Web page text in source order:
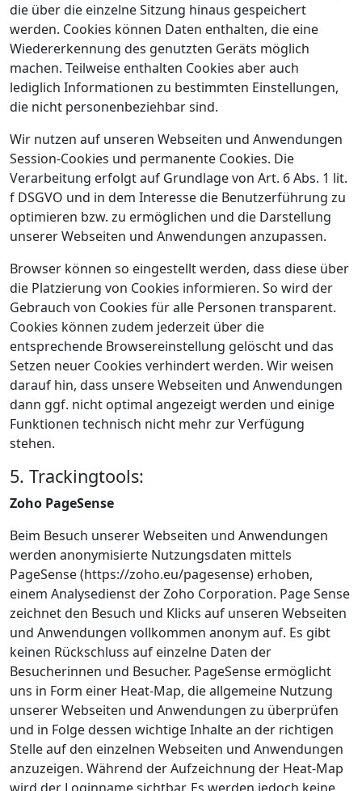
die über die einzelne Sitzung hinaus gespeichert
werden. Cookies können Daten enthalten, die eine
Wiedererkennung des genutzten Geräts möglich
machen. Teilweise enthalten Cookies aber auch
lediglich Informationen zu bestimmten Einstellungen,
die nicht personenbeziehbar sind.
Wir nutzen auf unseren Webseiten und Anwendungen
Session-Cookies und permanente Cookies. Die
Verarbeitung erfolgt auf Grundlage von Art. 6 Abs. 1 lit.
f DSGVO und in dem Interesse die Benutzerführung zu
optimieren bzw. zu ermöglichen und die Darstellung
unserer Webseiten und Anwendungen anzupassen.
Browser können so eingestellt werden, dass diese über
die Platzierung von Cookies informieren. So wird der
Gebrauch von Cookies für alle Personen transparent.
Cookies können zudem jederzeit über die
entsprechende Browsereinstellung gelöscht und das
Setzen neuer Cookies verhindert werden. Wir weisen
darauf hin, dass unsere Webseiten und Anwendungen
dann ggf. nicht optimal angezeigt werden und einige
Funktionen technisch nicht mehr zur Verfügung
stehen.
5. Trackingtools:
Zoho PageSense
Beim Besuch unserer Webseiten und Anwendungen
werden anonymisierte Nutzungsdaten mittels
PageSense (https://zoho.eu/pagesense) erhoben,
einem Analysedienst der Zoho Corporation. Page Sense
zeichnet den Besuch und Klicks auf unseren Webseiten
und Anwendungen vollkommen anonym auf. Es gibt
keinen Rückschluss auf einzelne Daten der
Besucherinnen und Besucher. PageSense ermöglicht
uns in Form einer Heat-Map, die allgemeine Nutzung
unserer Webseiten und Anwendungen zu überprüfen
und in Folge dessen wichtige Inhalte an der richtigen
Stelle auf den einzelnen Webseiten und Anwendungen
anzuzeigen. Während der Aufzeichnung der Heat-Map